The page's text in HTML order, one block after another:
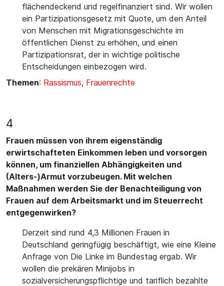
flächendeckend und regelfinanziert sind. Wir wollen
ein Partizipationsgesetz mit Quote, um den Anteil
von Menschen mit Migrationsgeschichte im
öffentlichen Dienst zu erhöhen, und einen
Partizipationsrat, der in wichtige politische
Entscheidungen einbezogen wird.
Themen: Rassismus, Frauenrechte
4
Frauen müssen von ihrem eigenständig
erwirtschafteten Einkommen leben und vorsorgen
können, um finanziellen Abhängigkeiten und
(Alters-)Armut vorzubeugen. Mit welchen
Maßnahmen werden Sie der Benachteiligung von
Frauen auf dem Arbeitsmarkt und im Steuerrecht
entgegenwirken?
Derzeit sind rund 4,3 Millionen Frauen in
Deutschland geringfügig beschäftigt, wie eine Kleine
Anfrage von Die Linke im Bundestag ergab. Wir
wollen die prekären Minijobs in
sozialversicherungspflichtige und tariflich bezahlte